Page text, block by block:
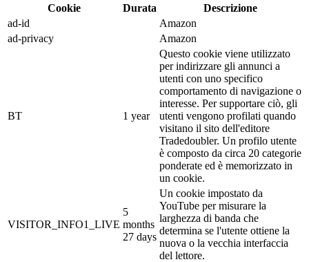
Cookie
Durata
Descrizione
ad-id
Amazon
ad-privacy
Amazon
BT 1 year
Questo cookie viene utilizzato
per indirizzare gli annunci a
utenti con uno specifico
comportamento di navigazione o
interesse. Per supportare ciò, gli
utenti vengono profilati quando
visitano il sito dell'editore
Tradedoubler. Un profilo utente
è composto da circa 20 categorie
ponderate ed è memorizzato in
un cookie.
VISITOR_INFO1_LIVE
5
months
27 days
Un cookie impostato da
YouTube per misurare la
larghezza di banda che
determina se l'utente ottiene la
nuova o la vecchia interfaccia
del lettore.